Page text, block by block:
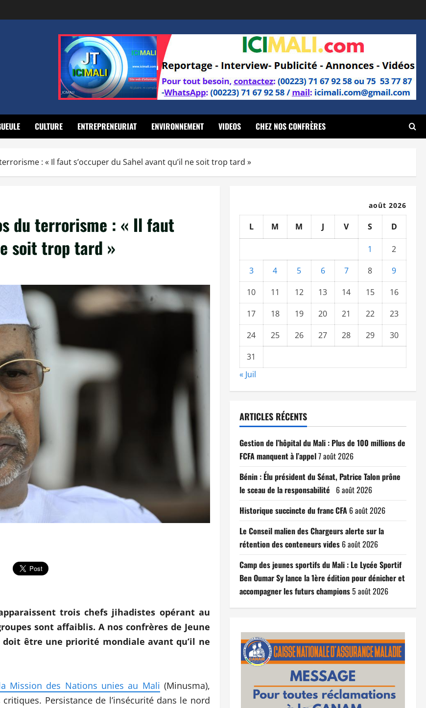
CULTURE ENTREPRENEURIAT ENVIRONNEMENT VIDEOS CHEZ NOS CONFRÈRES
: « Il faut s’occuper du Sahel avant qu’il ne soit trop tard »
du terrorisme : « Il faut
soit trop tard »
trois chefs jihadistes opérant au
sont affaiblis. A nos confrères de Jeune
être une priorité mondiale avant qu’il ne
Mission des Nations unies au Mali (Minusma),
Persistance de l’insécurité dans le nord
août 2026
L M M J V S D
1
2
3
4 5 6 7 8
9
10
11 12 13 14 15
16
17
18 19 20 21 22
23
24
25 26 27 28 29
30
31
« Juil
ARTICLES RÉCENTS
Gestion de l’hôpital du Mali : Plus de 100 millions de
FCFA manquent à l’appel7 août 2026
Bénin : Élu président du Sénat, Patrice Talon prône
le sceau de la responsabilité 6 août 2026
Historique succincte du franc CFA 6 août 2026
Le Conseil malien des Chargeurs alerte sur la
rétention des conteneurs vides 6 août 2026
Camp des jeunes sportifs du Mali : Le Lycée Sportif
Ben Oumar Sy lance la 1ère édition pour dénicher et
accompagner les futurs champions5 août 2026